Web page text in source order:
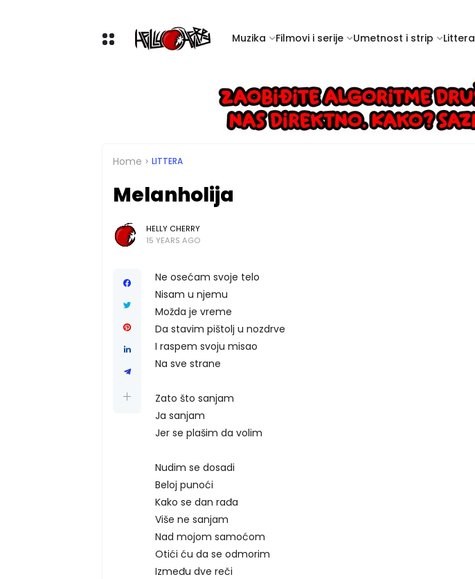
Muzika Filmovi i serije Umetnost i strip Littera
Home LITTERA
Melanholija
HELLY CHERRY
15 YEARS AGO
Ne osećam svoje telo
Nisam u njemu
Možda je vreme
Da stavim pištolj u nozdrve
I raspem svoju misao
Na sve strane
Zato što sanjam
Ja sanjam
Jer se plašim da volim
Nudim se dosadi
Beloj punoći
Kako se dan rađa
Više ne sanjam
Nad mojom samoćom
Otići ću da se odmorim
Između dve reči